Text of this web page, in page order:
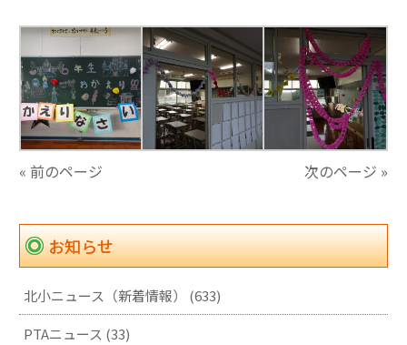
« 前のページ 次のページ »
お知らせ
北小ニュース（新着情報） (633)
PTAニュース (33)